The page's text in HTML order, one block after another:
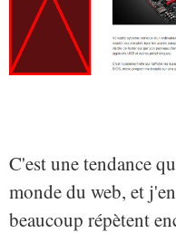
C'est une tendance
monde du web, et
beaucoup répètent